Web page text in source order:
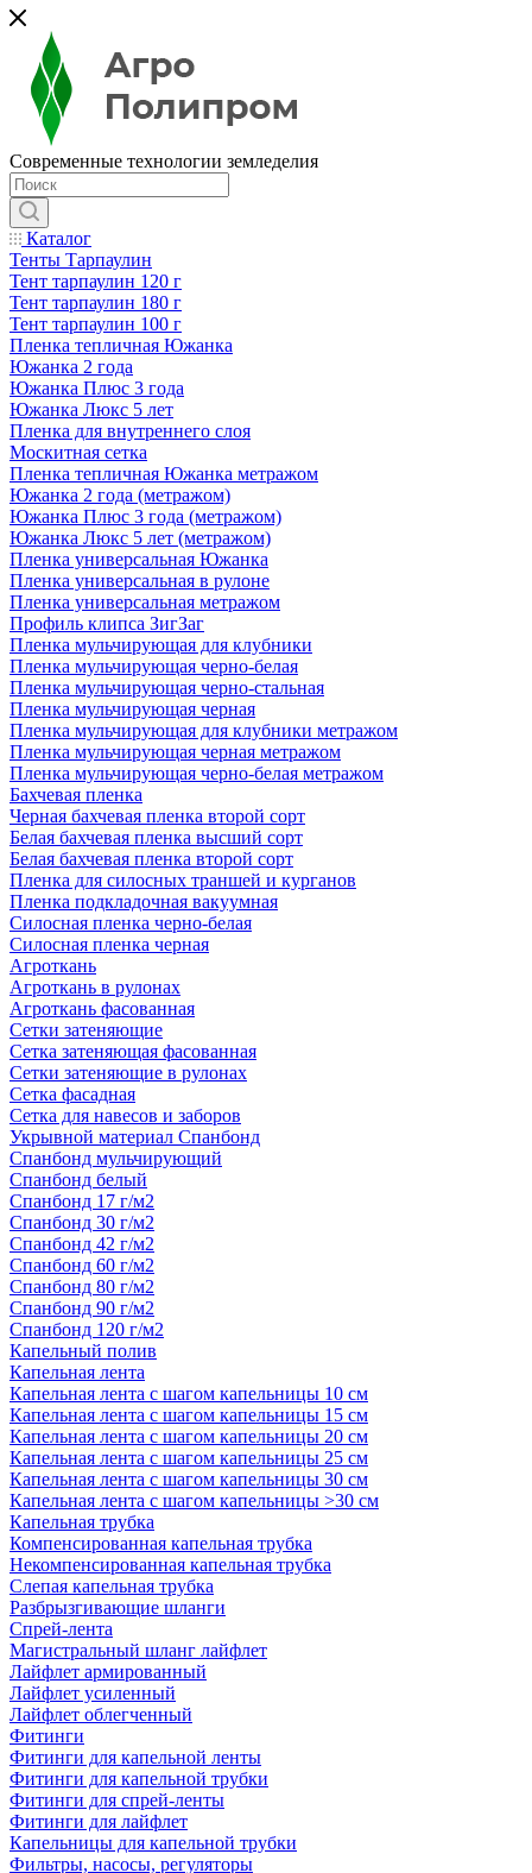
Современные технологии земледелия
Каталог
Тенты Тарпаулин
Тент тарпаулин 120 г
Тент тарпаулин 180 г
Тент тарпаулин 100 г
Пленка тепличная Южанка
Южанка 2 года
Южанка Плюс 3 года
Южанка Люкс 5 лет
Пленка для внутреннего слоя
Москитная сетка
Пленка тепличная Южанка метражом
Южанка 2 года (метражом)
Южанка Плюс 3 года (метражом)
Южанка Люкс 5 лет (метражом)
Пленка универсальная Южанка
Пленка универсальная в рулоне
Пленка универсальная метражом
Профиль клипса ЗигЗаг
Пленка мульчирующая для клубники
Пленка мульчирующая черно-белая
Пленка мульчирующая черно-стальная
Пленка мульчирующая черная
Пленка мульчирующая для клубники метражом
Пленка мульчирующая черная метражом
Пленка мульчирующая черно-белая метражом
Бахчевая пленка
Черная бахчевая пленка второй сорт
Белая бахчевая пленка высший сорт
Белая бахчевая пленка второй сорт
Пленка для силосных траншей и курганов
Пленка подкладочная вакуумная
Силосная пленка черно-белая
Силосная пленка черная
Агроткань
Агроткань в рулонах
Агроткань фасованная
Сетки затеняющие
Сетка затеняющая фасованная
Сетки затеняющие в рулонах
Сетка фасадная
Сетка для навесов и заборов
Укрывной материал Спанбонд
Спанбонд мульчирующий
Спанбонд белый
Спанбонд 17 г/м2
Спанбонд 30 г/м2
Спанбонд 42 г/м2
Спанбонд 60 г/м2
Спанбонд 80 г/м2
Спанбонд 90 г/м2
Спанбонд 120 г/м2
Капельный полив
Капельная лента
Капельная лента с шагом капельницы 10 см
Капельная лента с шагом капельницы 15 см
Капельная лента с шагом капельницы 20 см
Капельная лента с шагом капельницы 25 см
Капельная лента с шагом капельницы 30 см
Капельная лента с шагом капельницы >30 см
Капельная трубка
Компенсированная капельная трубка
Некомпенсированная капельная трубка
Слепая капельная трубка
Разбрызгивающие шланги
Спрей-лента
Магистральный шланг лайфлет
Лайфлет армированный
Лайфлет усиленный
Лайфлет облегченный
Фитинги
Фитинги для капельной ленты
Фитинги для капельной трубки
Фитинги для спрей-ленты
Фитинги для лайфлет
Капельницы для капельной трубки
Фильтры, насосы, регуляторы